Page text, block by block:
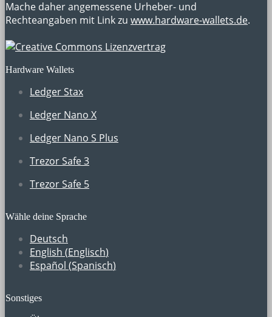
Mache daher angemessene Urheber- und
Rechteangaben mit Link zu www.hardware-wallets.de.
Hardware Wallets
Ledger Stax
Ledger Nano X
Ledger Nano S Plus
Trezor Safe 3
Trezor Safe 5
Wähle deine Sprache
Deutsch
English (Englisch)
Español (Spanisch)
Sonstiges